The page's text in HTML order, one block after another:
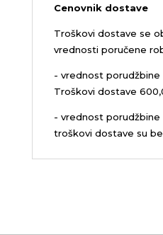
Cenovnik dostave
Troškovi dostave se
vrednosti poručene
- vrednost
Troškovi dostave
- vrednost
troškovi dostave su